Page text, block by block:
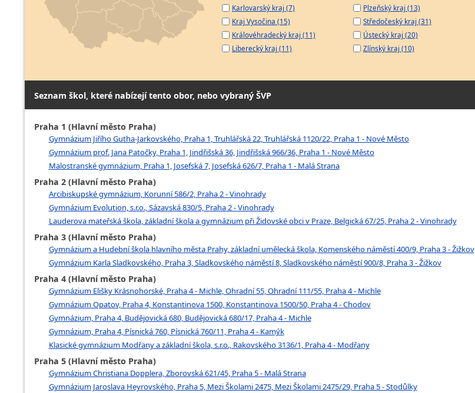
Karlovarský kraj (7)
Kraj Vysočina (15)
Královéhradecký kraj (11)
Liberecký kraj (11)
Plzeňský kraj (13)
Středočeský kraj (31)
Ústecký kraj (20)
Zlínský kraj (10)
Seznam škol, které nabízejí tento obor, nebo vybraný ŠVP
Praha 1 (Hlavní město Praha)
Gymnázium Jiřího Gutha-Jarkovského, Praha 1, Truhlářská 22, Truhlářská 1120/22, Praha 1 - Nové Město
Gymnázium prof. Jana Patočky, Praha 1, Jindřišská 36, Jindřišská 966/36, Praha 1 - Nové Město
Malostranské gymnázium, Praha 1, Josefská 7, Josefská 626/7, Praha 1 - Malá Strana
Praha 2 (Hlavní město Praha)
Arcibiskupské gymnázium, Korunní 586/2, Praha 2 - Vinohrady
Gymnázium Evolution, s.r.o., Sázavská 830/5, Praha 2 - Vinohrady
Lauderova mateřská škola, základní škola a gymnázium při Židovské obci v Praze, Belgická 67/25, Praha 2 - Vinohrady
Praha 3 (Hlavní město Praha)
Gymnázium a Hudební škola hlavního města Prahy, základní umělecká škola, Komenského náměstí 400/9, Praha 3 - Žižkov
Gymnázium Karla Sladkovského, Praha 3, Sladkovského náměstí 8, Sladkovského náměstí 900/8, Praha 3 - Žižkov
Praha 4 (Hlavní město Praha)
Gymnázium Elišky Krásnohorské, Praha 4 - Michle, Ohradní 55, Ohradní 111/55, Praha 4 - Michle
Gymnázium Opatov, Praha 4, Konstantinova 1500, Konstantinova 1500/50, Praha 4 - Chodov
Gymnázium, Praha 4, Budějovická 680, Budějovická 680/17, Praha 4 - Michle
Gymnázium, Praha 4, Písnická 760, Písnická 760/11, Praha 4 - Kamýk
Klasické gymnázium Modřany a základní škola, s.r.o., Rakovského 3136/1, Praha 4 - Modřany
Praha 5 (Hlavní město Praha)
Gymnázium Christiana Dopplera, Zborovská 621/45, Praha 5 - Malá Strana
Gymnázium Jaroslava Heyrovského, Praha 5, Mezi Školami 2475, Mezi Školami 2475/29, Praha 5 - Stodůlky